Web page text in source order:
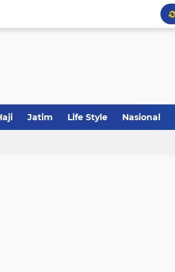
Jatim Life Style Nasional